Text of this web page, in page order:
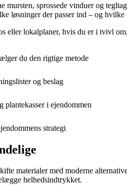
sprossede vinduer og
løsninger der passer ind – og hvilke
eller lokalplaner, hvis du er i tvivl
du den rigtige metode
og beslag
plantekasser i ejendommen
strategi
materialer med moderne
helhedsindtrykket.